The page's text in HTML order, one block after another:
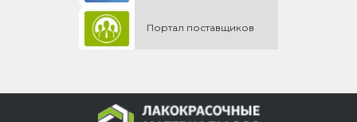
Портал поставщиков